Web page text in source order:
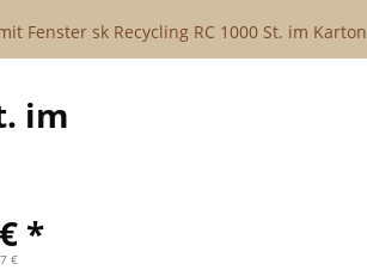
Fenster sk Recycling RC 1000 St. im Karton
im
*
€